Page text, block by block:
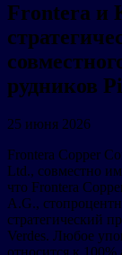
Frontera и
рудников
25 июня 2026
Frontera Copper
Ltd., совместно
что Frontera
A.G.,
стратегический
Verdes. Любое
относится к